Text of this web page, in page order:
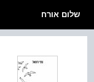
שלום אורח